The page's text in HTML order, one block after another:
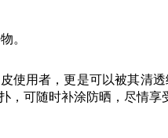
。
用者，更是可以被其清透
可随时补涂防晒，尽情享